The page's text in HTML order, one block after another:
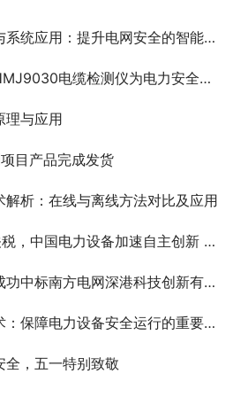
统应用：提升电网安全的智能方案
电缆检测仪为电力安全保驾护航
理与应用
目产品完成发货
解析：在线与离线方法对比及应用
设备加速自主创新 —— 局放在线监测的战略意义
方电网深港科技创新有限公司框架招标项目
保障电力设备安全运行的重要手段
全，五一特别致敬